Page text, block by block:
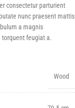
consectetur parturient
nunc praesent mattis
a magnis
torquent feugiat a.
Wood